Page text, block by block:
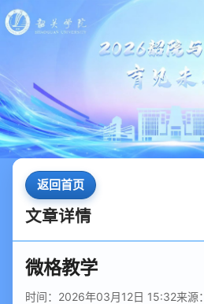
返回首页
文章详情
微格教学
时间：2026年03月12日 15:32来源：